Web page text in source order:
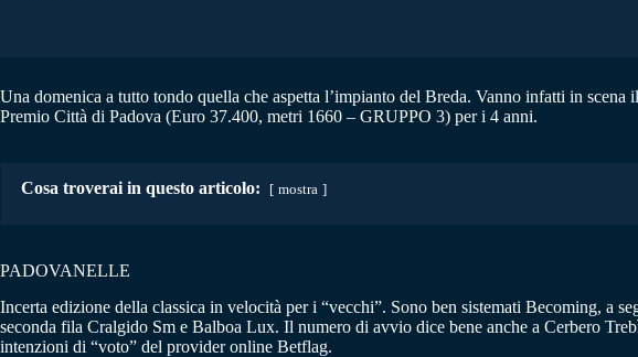
Una domenica a tutto tondo quella che aspetta l’impianto del Breda. Vanno infatti in
Premio Città di Padova (Euro 37.400, metri 1660 – GRUPPO 3) per i 4 anni.
Cosa troverai in questo articolo: mostra
PADOVANELLE
Incerta edizione della classica in velocità per i “vecchi”. Sono ben sistemati Becoming, a
seconda fila Cralgido Sm e Balboa Lux. Il numero di avvio dice bene anche a Cerbero
intenzioni di “voto” del provider online Betflag.